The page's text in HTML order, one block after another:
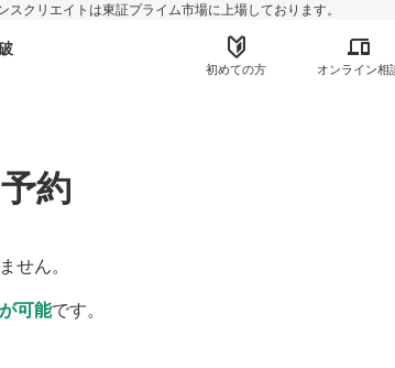
スクリエイトは東証プライム市場に上場しております。
初めての方 オンライン相
約
せん。
可能です。